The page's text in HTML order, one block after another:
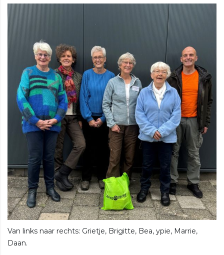
Van links naar rechts: Grietje, Brigitte, Bea, ypie, Marrie,
Daan.